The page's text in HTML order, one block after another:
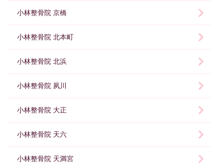
小林整骨院 京橋
小林整骨院 北本町
小林整骨院 北浜
小林整骨院 夙川
小林整骨院 大正
小林整骨院 天六
小林整骨院 天満宮